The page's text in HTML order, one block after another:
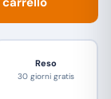
Reso
30 giorni gratis